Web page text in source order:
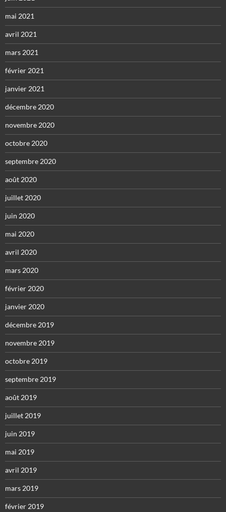
mai 2021
avril 2021
mars 2021
février 2021
janvier 2021
décembre 2020
novembre 2020
octobre 2020
septembre 2020
août 2020
juillet 2020
juin 2020
mai 2020
avril 2020
mars 2020
février 2020
janvier 2020
décembre 2019
novembre 2019
octobre 2019
septembre 2019
août 2019
juillet 2019
juin 2019
mai 2019
avril 2019
mars 2019
février 2019